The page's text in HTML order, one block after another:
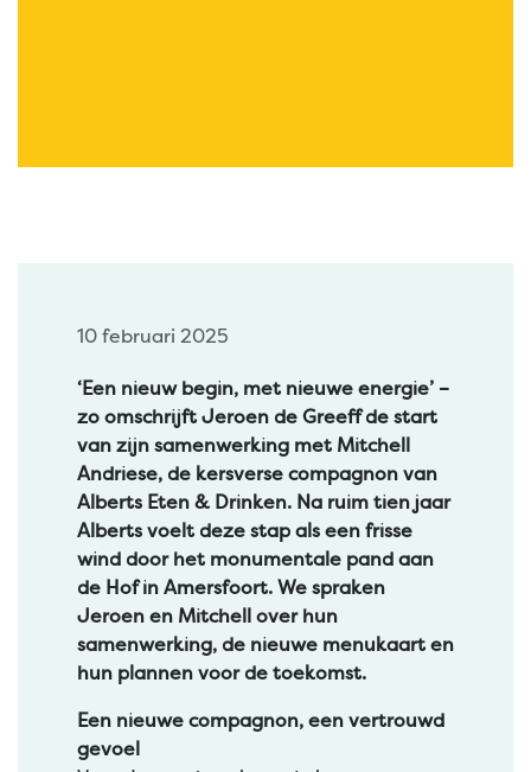
10 februari 2025
‘Een nieuw begin, met nieuwe energie’ –
zo omschrijft Jeroen de Greeff de start
van zijn samenwerking met Mitchell
Andriese, de kersverse compagnon van
Alberts Eten & Drinken. Na ruim tien jaar
Alberts voelt deze stap als een frisse
wind door het monumentale pand aan
de Hof in Amersfoort. We spraken
Jeroen en Mitchell over hun
samenwerking, de nieuwe menukaart en
hun plannen voor de toekomst.
Een nieuwe compagnon, een vertrouwd
gevoel